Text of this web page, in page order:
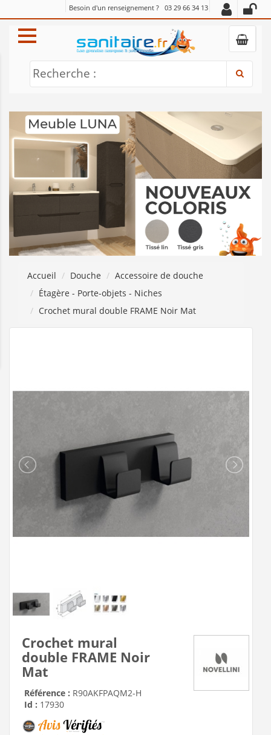
Besoin d'un renseignement ? 03 29 66 34 13
Recherche :
Accueil Douche
Accessoire de douche
Étagère - Porte-objets - Niches
Crochet mural double FRAME Noir Mat
Crochet mural
double FRAME Noir
Mat
Référence : R90AKFPAQM2-H
Id : 17930